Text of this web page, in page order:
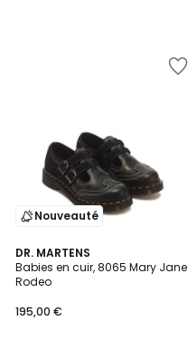
Nouveauté
DR. MARTENS
Babies en cuir, 8065 Mary Jane
Rodeo
195,00 €